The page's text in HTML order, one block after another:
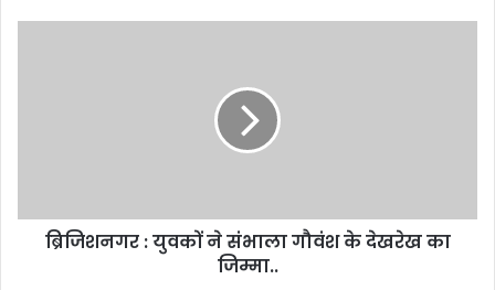
s
ब्रिजिशनगर : युवकों ने संभाला गौवंश के देखरेख का
जिम्मा..